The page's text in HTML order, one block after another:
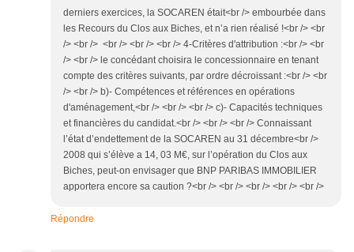
derniers exercices, la SOCAREN était<br /> embourbée dans
les Recours du Clos aux Biches, et n’a rien réalisé !<br /> <br
/> <br /> <br /> <br /> <br /> 4-Critères d'attribution :<br /> <br
/> <br /> le concédant choisira le concessionnaire en tenant
compte des critères suivants, par ordre décroissant :<br /> <br
/> <br /> b)- Compétences et références en opérations
d'aménagement,<br /> <br /> <br /> c)- Capacités techniques
et financières du candidat.<br /> <br /> <br /> Connaissant
l’état d’endettement de la SOCAREN au 31 décembre<br />
2008 qui s’élève a 14, 03 M€, sur l’opération du Clos aux
Biches, peut-on envisager que BNP PARIBAS IMMOBILIER
apportera encore sa caution ?<br /> <br /> <br /> <br /> <br />
Répondre